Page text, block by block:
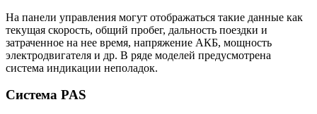
На панели управления могут отображаться такие данные как
текущая скорость, общий пробег, дальность поездки и
затраченное на нее время, напряжение АКБ, мощность
электродвигателя и др. В ряде моделей предусмотрена
система индикации неполадок.
Система PAS